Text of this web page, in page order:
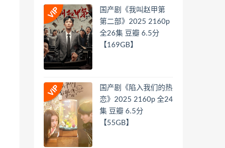
国产剧《我叫赵甲第
第二部》2025 2160p
全26集 豆瓣 6.5分
【169GB】
国产剧《陷入我们的热
恋》2025 2160p 全24
集 豆瓣 6.5分
【55GB】